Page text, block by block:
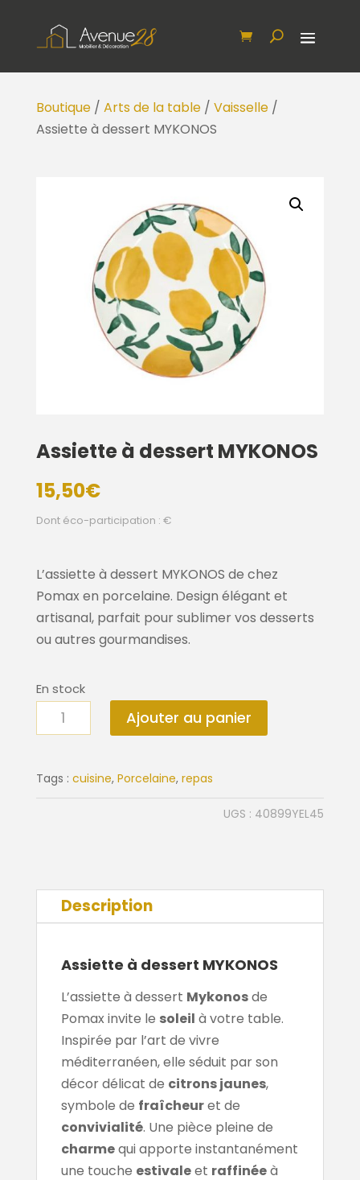
Boutique/ Arts de la table/ Vaisselle/
Assiette à dessert MYKONOS
Assiette à dessert MYKONOS
15,50€
Dont éco-participation : €
L’assiette à dessert MYKONOS de chez
Pomax en porcelaine. Design élégant et
artisanal, parfait pour sublimer vos desserts
ou autres gourmandises.
En stock
quantité
de
à
dessert
Ajouter au panier
Tags : cuisine, Porcelaine, repas
UGS : 40899YEL45
Description
Assiette à dessert MYKONOS
L’assiette à dessert Mykonosde
Pomax invite le soleil à votre table.
Inspirée par l’art de vivre
méditerranéen, elle séduit par son
décor délicat de citrons jaunes,
symbole de fraîcheuret de
convivialité. Une pièce pleine de
charmequi apporte instantanément
une touche estivaleet raffinéeà